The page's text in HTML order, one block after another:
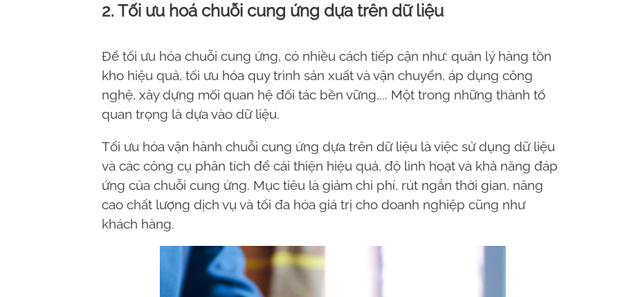
2. Tối ưu hoá chuỗi cung ứng dựa trên dữ liệu
Để tối ưu hóa chuỗi cung ứng, có nhiều cách tiếp cận như: quản lý hàng tồn
kho hiệu quả, tối ưu hóa quy trình sản xuất và vận chuyển, áp dụng công
nghệ, xây dựng mối quan hệ đối tác bền vững,... Một trong những thành tố
quan trọng là dựa vào dữ liệu.
Tối ưu hóa vận hành chuỗi cung ứng dựa trên dữ liệu là việc sử dụng dữ liệu
và các công cụ phân tích để cải thiện hiệu quả, độ linh hoạt và khả năng đáp
ứng của chuỗi cung ứng. Mục tiêu là giảm chi phí, rút ngắn thời gian, nâng
cao chất lượng dịch vụ và tối đa hóa giá trị cho doanh nghiệp cũng như
khách hàng.
Meksmart
Make it easy